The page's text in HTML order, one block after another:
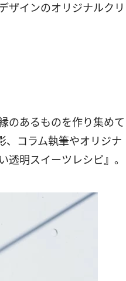
ザインのオリジナルクリ
のあるものを作り集めて
、コラム執筆やオリジナ
明スイーツレシピ』。